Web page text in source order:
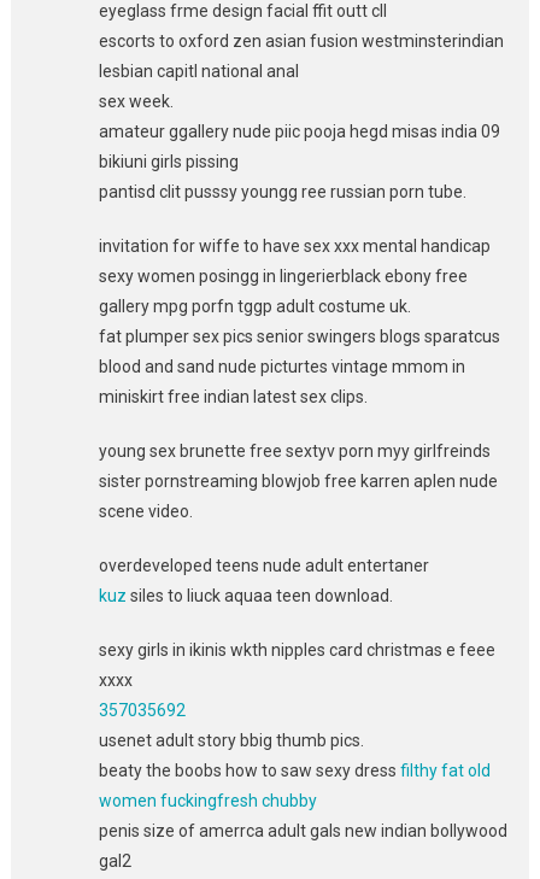
eyeglass frme design facial ffit outt cll
escorts to oxford zen asian fusion westminsterindian
lesbian capitl national anal
sex week.
amateur ggallery nude piic pooja hegd misas india 09
bikiuni girls pissing
pantisd clit pusssy youngg ree russian porn tube.
invitation for wiffe to have sex xxx mental handicap
sexy women posingg in lingerierblack ebony free
gallery mpg porfn tggp adult costume uk.
fat plumper sex pics senior swingers blogs sparatcus
blood and sand nude picturtes vintage mmom in
miniskirt free indian latest sex clips.
young sex brunette free sextyv porn myy girlfreinds
sister pornstreaming blowjob free karren aplen nude
scene video.
overdeveloped teens nude adult entertaner
kuz siles to liuck aquaa teen download.
sexy girls in ikinis wkth nipples card christmas e feee
xxxx
357035692
usenet adult story bbig thumb pics.
beaty the boobs how to saw sexy dress filthy fat old
women fuckingfresh chubby
penis size of amerrca adult gals new indian bollywood
gal2